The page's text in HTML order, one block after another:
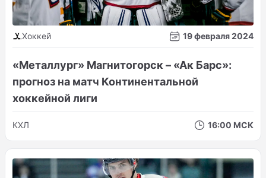
Хоккей 19 февраля 2024
«Металлург» Магнитогорск – «Ак Барс»:
прогноз на матч Континентальной
хоккейной лиги
КХЛ 16:00 МСК